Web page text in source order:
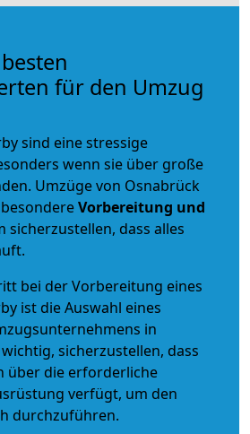
für den Umzug
sind eine stressige
wenn sie über große
Umzüge von Osnabrück
Vorbereitung und
sicherzustellen, dass alles
bei der Vorbereitung eines
ist die Auswahl eines
in
sicherzustellen, dass
über die erforderliche
verfügt, um den
durchzuführen.